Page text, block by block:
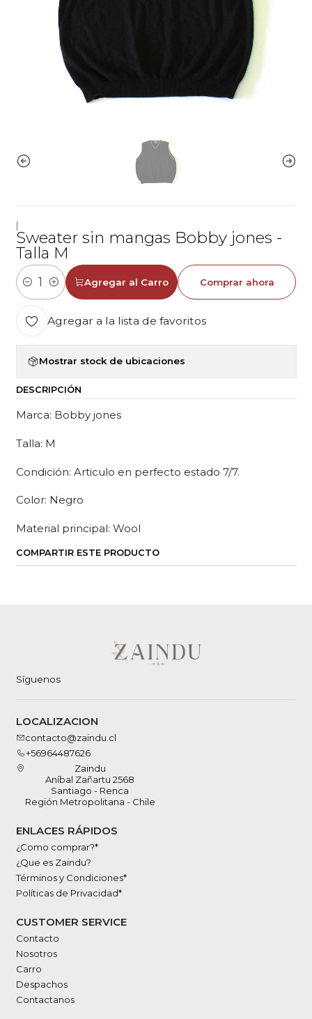
Sweater sin mangas Bobby jones -
Talla M
Cantidad
Agregar al Carro Comprar ahora
Agregar a la lista de favoritos
Mostrar stock de ubicaciones
DESCRIPCIÓN
Marca: Bobby jones
Talla: M
Condición: Articulo en perfecto estado 7/7.
Color: Negro
Material principal: Wool
COMPARTIR ESTE PRODUCTO
Síguenos
LOCALIZACION
contacto@zaindu.cl
+56964487626
Zaindu
Aníbal Zañartu 2568
Santiago - Renca
Región Metropolitana - Chile
ENLACES RÁPIDOS
¿Como comprar?*
¿Que es Zaindu?
Términos y Condiciones*
Políticas de Privacidad*
CUSTOMER SERVICE
Contacto
Nosotros
Carro
Despachos
Contactanos